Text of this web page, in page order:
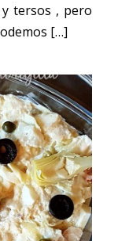
tersos , pero
[…]